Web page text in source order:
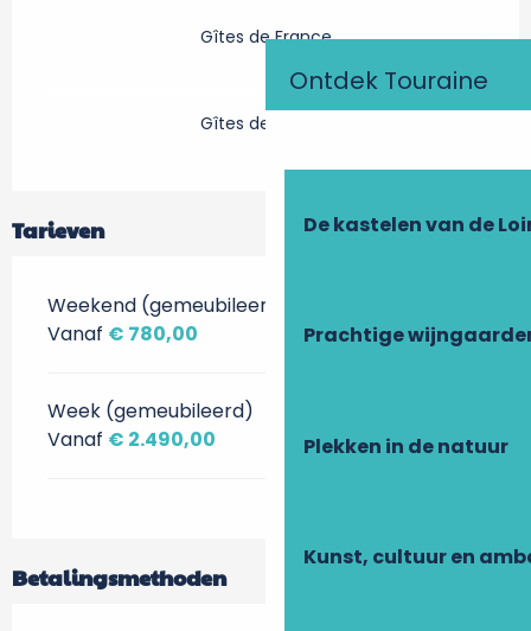
Ontdek Touraine
De kastelen van de
Prachtige
Plekken in de natuur
Kunst, cultuur en
Gîtes de France
Gîtes de France
Tarieven
Weekend (gemeubileerd)
Vanaf € 780,00
Week (gemeubileerd)
Vanaf € 2.490,00
Betalingsmethoden